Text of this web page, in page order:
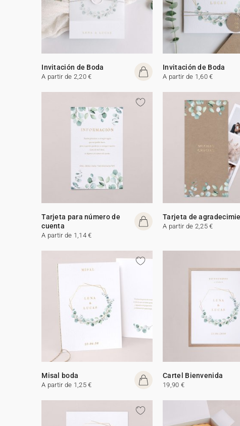
Invitación de Boda
A partir de 2,20 €
Invitación de Boda
A partir de 1,60 €
Tarjeta para número de
cuenta
A partir de 1,14 €
Tarjeta de
A partir de 2,25 €
Misal boda
A partir de 1,25 €
Cartel Bienvenida
19,90 €